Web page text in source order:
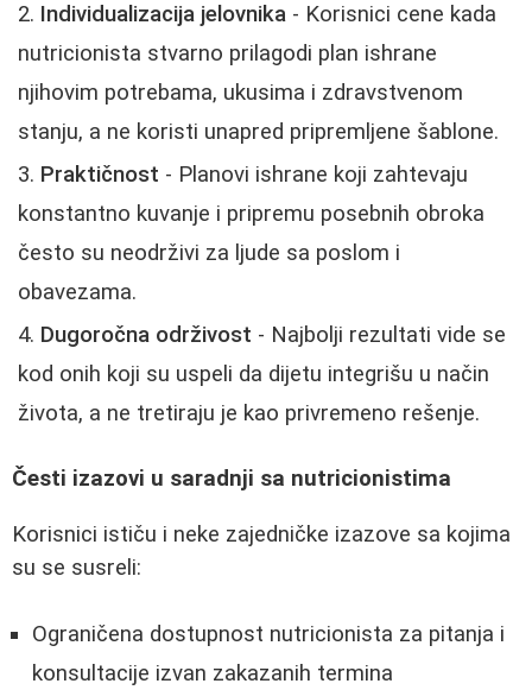
Individualizacija jelovnika - Korisnici cene kada
nutricionista stvarno prilagodi plan ishrane
njihovim potrebama, ukusima i zdravstvenom
stanju, a ne koristi unapred pripremljene šablone.
Praktičnost - Planovi ishrane koji zahtevaju
konstantno kuvanje i pripremu posebnih obroka
često su neodrživi za ljude sa poslom i
obavezama.
Dugoročna održivost - Najbolji rezultati vide se
kod onih koji su uspeli da dijetu integrišu u način
života, a ne tretiraju je kao privremeno rešenje.
Česti izazovi u saradnji sa nutricionistima
Korisnici ističu i neke zajedničke izazove sa kojima
su se susreli:
Ograničena dostupnost nutricionista za pitanja i
konsultacije izvan zakazanih termina